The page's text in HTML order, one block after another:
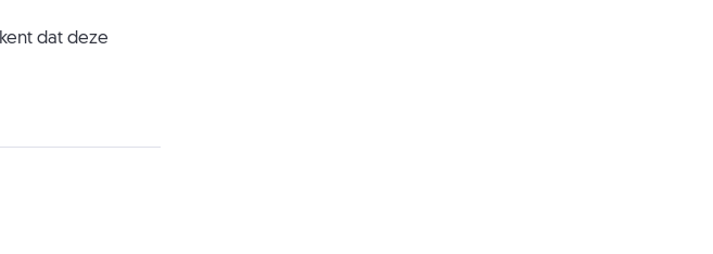
dat deze